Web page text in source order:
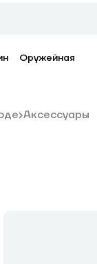
Оружейная
Аксессуары